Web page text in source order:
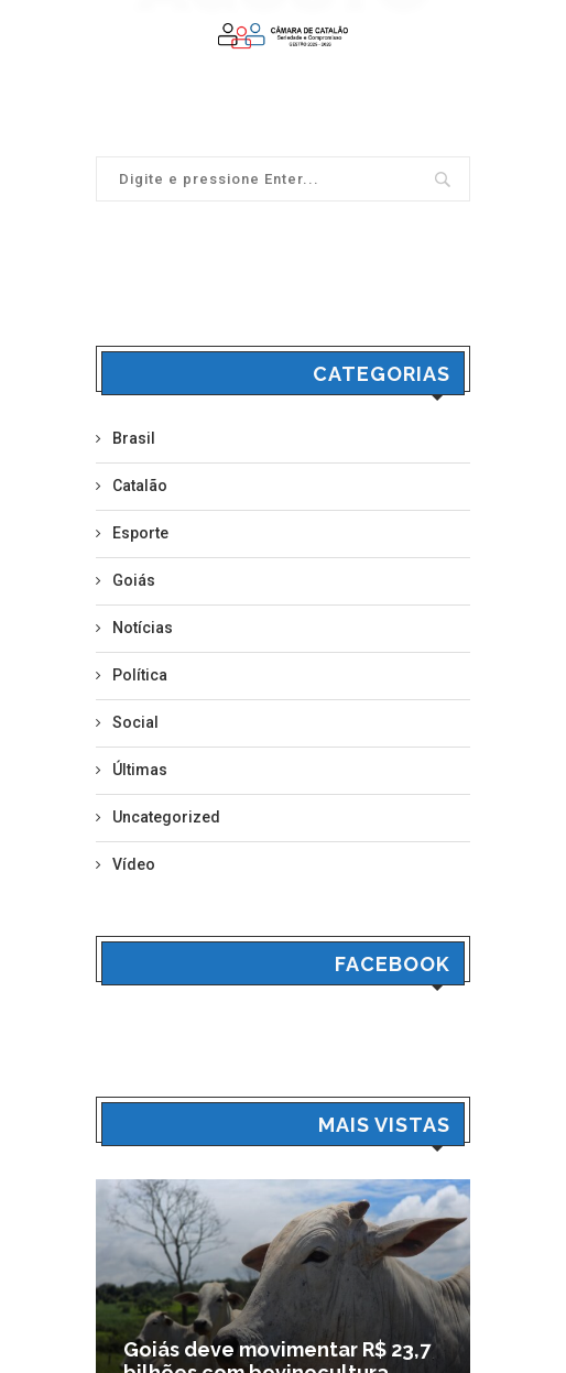
CATEGORIAS
Brasil
Catalão
Esporte
Goiás
Notícias
Política
Social
Últimas
Uncategorized
Vídeo
FACEBOOK
MAIS VISTAS
Goiás deve movimentar R$ 23,7